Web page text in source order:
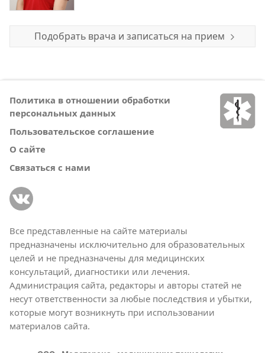
Подобрать врача и записаться на прием
Политика в отношении обработки
персональных данных
Пользовательское соглашение
О сайте
Связаться с нами
Все представленные на сайте материалы
предназначены исключительно для образовательных
целей и не предназначены для медицинских
консультаций, диагностики или лечения.
Администрация сайта, редакторы и авторы статей не
несут ответственности за любые последствия и убытки,
которые могут возникнуть при использовании
материалов сайта.